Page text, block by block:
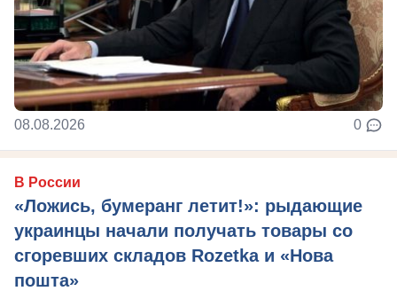
08.08.2026 0
В России
«Ложись, бумеранг летит!»: рыдающие
украинцы начали получать товары со
сгоревших складов Rozetka и «Нова
пошта»